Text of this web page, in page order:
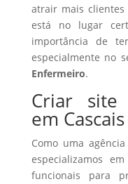
atrair mais clientes
está no lugar
importância de
especialmente no
Enfermeiro.
Criar site
em
Como uma
especializamos
funcionais para